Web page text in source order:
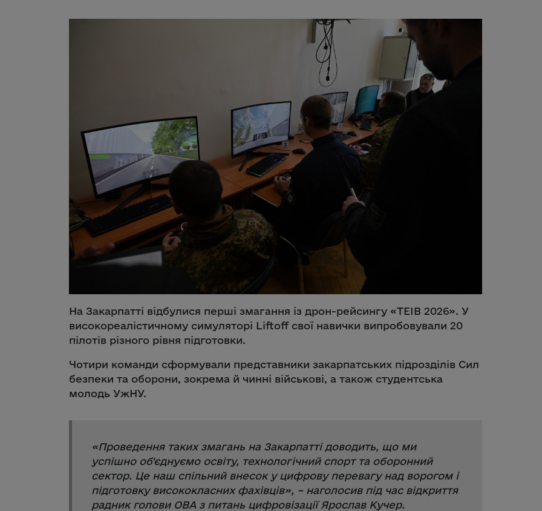
На Закарпатті відбулися перші змагання із дрон-рейсингу «TEIB 2026». У
високореалістичному симуляторі Liftoff свої навички випробовували 20
пілотів різного рівня підготовки.
Чотири команди сформували представники закарпатських підрозділів Сил
безпеки та оборони, зокрема й чинні військові, а також студентська
молодь УжНУ.
«Проведення таких змагань на Закарпатті доводить, що ми
успішно об'єднуємо освіту, технологічний спорт та оборонний
сектор. Це наш спільний внесок у цифрову перевагу над ворогом і
підготовку висококласних фахівців», – наголосив під час відкриття
радник голови ОВА з питань цифровізації Ярослав Кучер.